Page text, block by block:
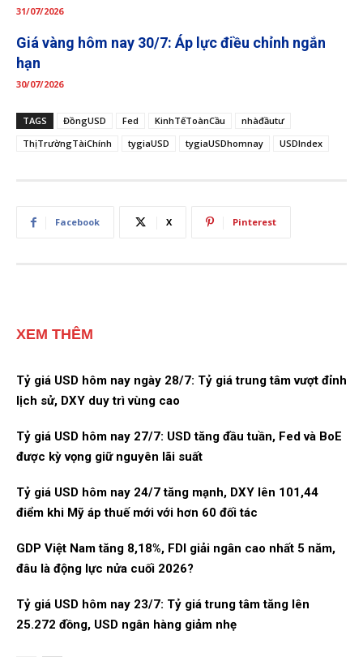
31/07/2026
Giá vàng hôm nay 30/7: Áp lực điều chỉnh ngắn
hạn
30/07/2026
TAGS ĐồngUSD Fed KinhTếToànCầu
nhàđầutư
ThịTrườngTàiChính
tygiaUSD tygiaUSDhomnay USDIndex
Facebook X Pinterest
XEM THÊM
Tỷ giá USD hôm nay ngày 28/7: Tỷ giá trung tâm vượt đỉnh
lịch sử, DXY duy trì vùng cao
Tỷ giá USD hôm nay 27/7: USD tăng đầu tuần, Fed và BoE
được kỳ vọng giữ nguyên lãi suất
Tỷ giá USD hôm nay 24/7 tăng mạnh, DXY lên 101,44
điểm khi Mỹ áp thuế mới với hơn 60 đối tác
GDP Việt Nam tăng 8,18%, FDI giải ngân cao nhất 5 năm,
đâu là động lực nửa cuối 2026?
Tỷ giá USD hôm nay 23/7: Tỷ giá trung tâm tăng lên
25.272 đồng, USD ngân hàng giảm nhẹ